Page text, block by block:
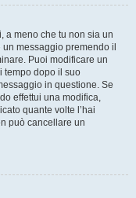
a meno che tu non sia un
messaggio premendo il
Puoi modificare un
tempo dopo il suo
in questione. Se
effettui una modifica,
quante volte l’hai
può cancellare un